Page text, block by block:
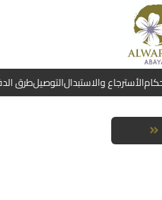
الأسترجاع والاستبدالالتوصيلطرق